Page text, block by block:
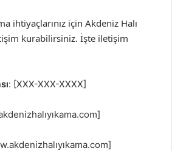
ihtiyaçlarınız için Akdeniz Halı
kurabilirsiniz. İşte iletişim
: [XXX-XXX-XXXX]